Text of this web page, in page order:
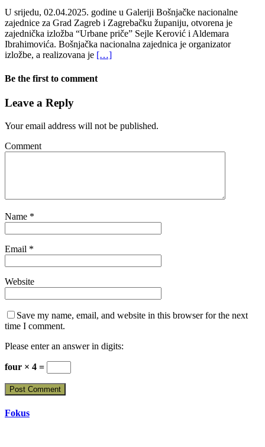
U srijedu, 02.04.2025. godine u Galeriji Bošnjačke nacionalne
zajednice za Grad Zagreb i Zagrebačku županiju, otvorena je
zajednička izložba “Urbane priče” Sejle Kerović i Aldemara
Ibrahimovića. Bošnjačka nacionalna zajednica je organizator
izložbe, a realizovana je […]
Be the first to comment
Leave a Reply
Your email address will not be published.
Comment
Name *
Email *
Website
Save my name, email, and website in this browser for the next
time I comment.
Please enter an answer in digits:
four × 4 =
Fokus